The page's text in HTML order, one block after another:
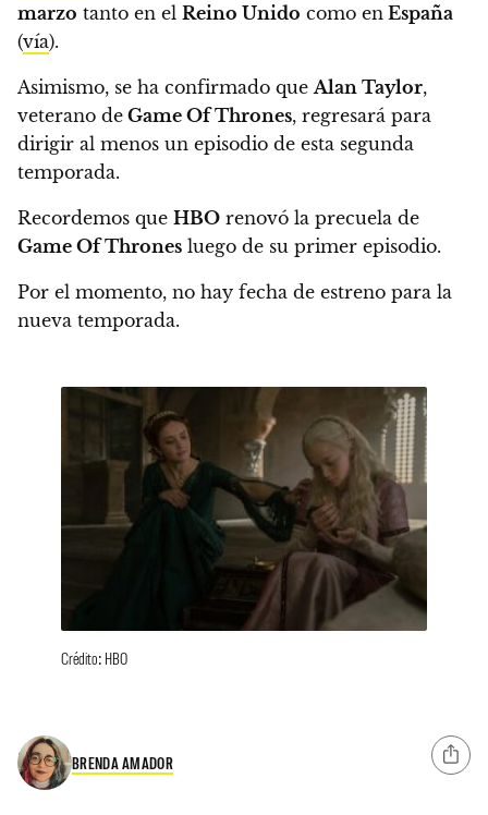
marzo tanto en el Reino Unido como en España
(vía).
Asimismo, se ha confirmado que Alan Taylor,
veterano de Game Of Thrones, regresará para
dirigir al menos un episodio de esta segunda
temporada.
Recordemos que HBO renovó la precuela de
Game Of Thrones luego de su primer episodio.
Por el momento, no hay fecha de estreno para la
nueva temporada.
Crédito: HBO
BRENDA AMADOR